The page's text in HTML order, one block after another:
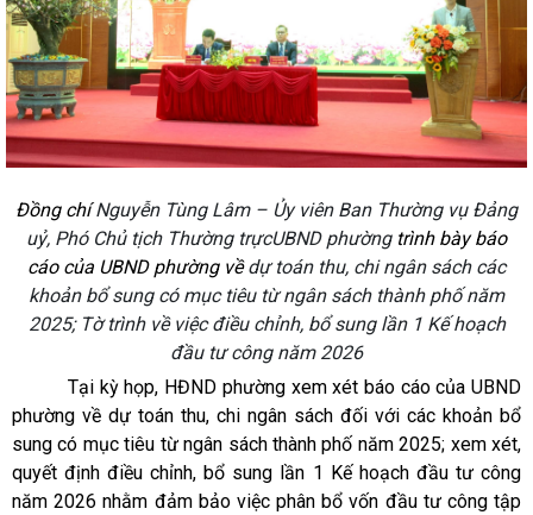
Đồng chíNguyễn Tùng Lâm – Ủy viên Ban Thường vụ Đảng
uỷ, Phó Chủ tịch Thường trựcUBND phường trình bày báo
cáo của UBND phường vềdự toán thu, chi ngân sách các
khoản bổ sung có mục tiêu từ ngân sách thành phố năm
2025; Tờ trình về việc điều chỉnh, bổ sung lần 1 Kế hoạch
đầu tư công năm 2026
Tại kỳ họp, HĐND phường xem xét báo cáo của UBND
phường về dự toán thu, chi ngân sách đối với các khoản bổ
sung có mục tiêu từ ngân sách thành phố năm 2025; xem xét,
quyết định điều chỉnh, bổ sung lần 1 Kế hoạch đầu tư công
năm 2026 nhằm đảm bảo việc phân bổ vốn đầu tư công tập